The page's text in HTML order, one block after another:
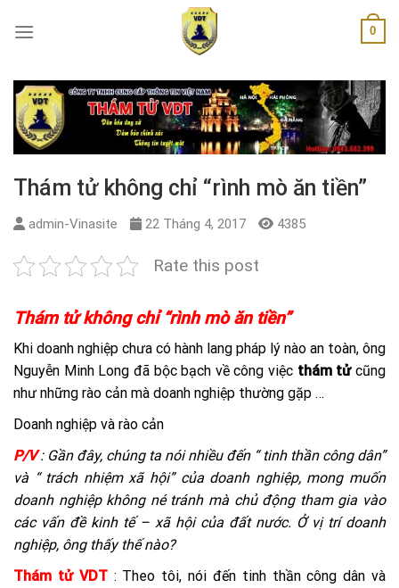
0
Thám tử không chỉ “rình mò ăn tiền”
admin-Vinasite 22 Tháng 4, 2017 4385
Rate this post
Thám tử không chỉ “rình mò ăn tiền”
Khi doanh nghiệp chưa có hành lang pháp lý nào an toàn, ông
Nguyễn Minh Long đã bộc bạch về công việc thám tửcũng
như những rào cản mà doanh nghiệp thường gặp …
Doanh nghiệp và rào cản
P/V: Gần đây, chúng ta nói nhiều đến “ tinh thần công dân”
và “ trách nhiệm xã hội” của doanh nghiệp, mong muốn
doanh nghiệp không né tránh mà chủ động tham gia vào
các vấn đề kinh tế – xã hội của đất nước. Ở vị trí doanh
nghiệp, ông thấy thế nào?
Thám tử VDT: Theo tôi, nói đến tinh thần công dân và